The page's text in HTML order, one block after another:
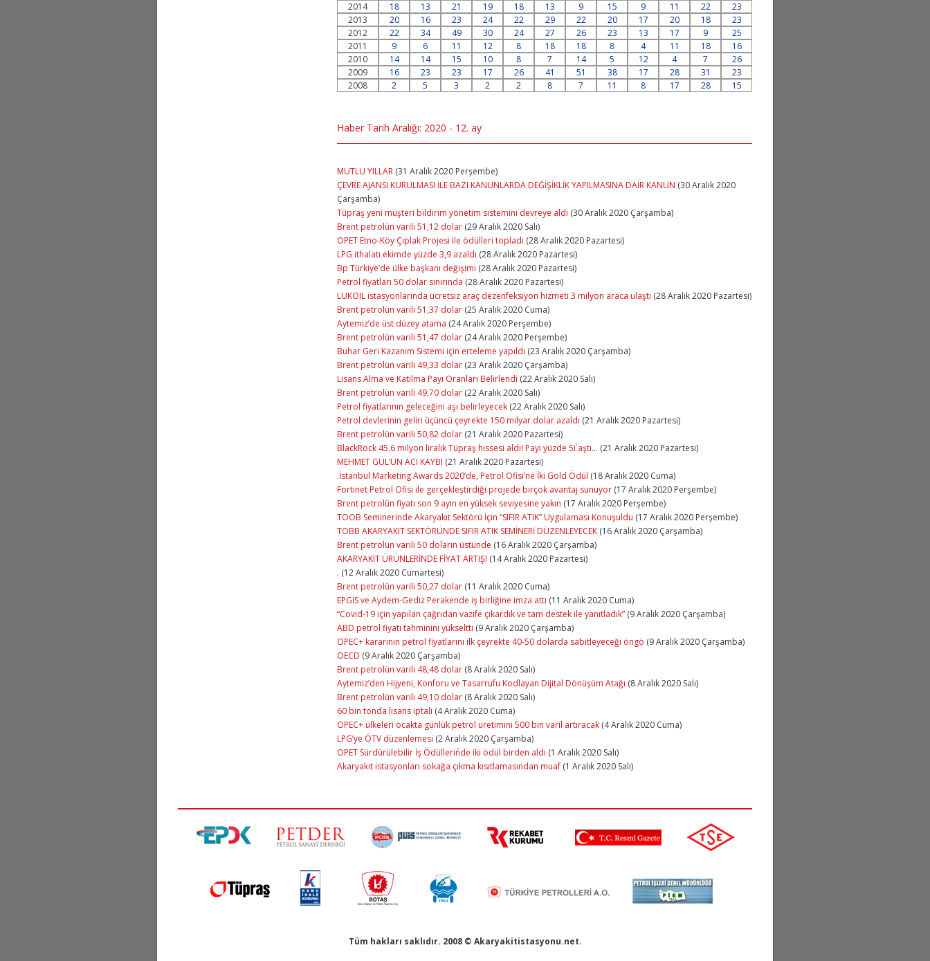
2014
18 13 21 19 18 13 9 15 9 11 22
23
2013
20 16 23 24 22 29 22 20 17 20 18
23
2012
22 34 49 30 24 27 26 23 13 17 9
25
2011
9 6 11 12 8 18 18 8 4 11 18
16
2010
14 14 15 10 8 7 14 5 12 4 7
26
2009
16 23 23 17 26 41 51 38 17 28 31
23
2008
2 5 3 2 2 8 7 11 8 17 28 15
Haber Tarih Aralığı: 2020 - 12. ay
MUTLU YILLAR (31 Aralık 2020 Perşembe)
ÇEVRE AJANSI KURULMASI İLE BAZI KANUNLARDA DEĞİŞİKLİK YAPILMASINA DAİR KANUN (30 Aralık 2020
Çarşamba)
Tüpraş yeni müşteri bildirim yönetim sistemini devreye aldı (30 Aralık 2020 Çarşamba)
Brent petrolün varili 51,12 dolar (29 Aralık 2020 Salı)
OPET Etno-Köy Çıplak Projesi ile ödülleri topladı (28 Aralık 2020 Pazartesi)
LPG ithalatı ekimde yüzde 3,9 azaldı (28 Aralık 2020 Pazartesi)
Bp Türkiye’de ülke başkanı değişimi (28 Aralık 2020 Pazartesi)
Petrol fiyatları 50 dolar sınırında (28 Aralık 2020 Pazartesi)
LUKOIL istasyonlarında ücretsiz araç dezenfeksiyon hizmeti 3 milyon araca ulaştı (28 Aralık 2020 Pazartesi)
Brent petrolün varili 51,37 dolar (25 Aralık 2020 Cuma)
Aytemiz’de üst düzey atama (24 Aralık 2020 Perşembe)
Brent petrolün varili 51,47 dolar (24 Aralık 2020 Perşembe)
Buhar Geri Kazanım Sistemi için erteleme yapıldı (23 Aralık 2020 Çarşamba)
Brent petrolün varili 49,33 dolar (23 Aralık 2020 Çarşamba)
Lisans Alma ve Katılma Payı Oranları Belirlendi (22 Aralık 2020 Salı)
Brent petrolün varili 49,70 dolar (22 Aralık 2020 Salı)
Petrol fiyatlarının geleceğini aşı belirleyecek (22 Aralık 2020 Salı)
Petrol devlerinin geliri üçüncü çeyrekte 150 milyar dolar azaldı (21 Aralık 2020 Pazartesi)
Brent petrolün varili 50,82 dolar (21 Aralık 2020 Pazartesi)
BlackRock 45.6 milyon liralık Tüpraş hissesi aldı! Payı yüzde 5΄i aştı... (21 Aralık 2020 Pazartesi)
MEHMET GÜL’ÜN ACI KAYBI (21 Aralık 2020 Pazartesi)
.İstanbul Marketing Awards 2020’de, Petrol Ofisi’ne İki Gold Ödül (18 Aralık 2020 Cuma)
Fortinet Petrol Ofisi ile gerçekleştirdiği projede birçok avantaj sunuyor (17 Aralık 2020 Perşembe)
Brent petrolün fiyatı son 9 ayın en yüksek seviyesine yakın (17 Aralık 2020 Perşembe)
TOOB Seminerinde Akaryakıt Sektörü İçin “SIFIR ATIK” Uygulaması Konuşuldu (17 Aralık 2020 Perşembe)
TOBB AKARYAKIT SEKTÖRÜNDE SIFIR ATIK SEMİNERİ DÜZENLEYECEK (16 Aralık 2020 Çarşamba)
Brent petrolün varili 50 doların üstünde (16 Aralık 2020 Çarşamba)
AKARYAKIT ÜRÜNLERİNDE FİYAT ARTIŞI (14 Aralık 2020 Pazartesi)
. (12 Aralık 2020 Cumartesi)
Brent petrolün varili 50,27 dolar (11 Aralık 2020 Cuma)
EPGİS ve Aydem-Gediz Perakende iş birliğine imza attı (11 Aralık 2020 Cuma)
“Covid-19 için yapılan çağrıdan vazife çıkardık ve tam destek ile yanıtladık” (9 Aralık 2020 Çarşamba)
ABD petrol fiyatı tahminini yükseltti (9 Aralık 2020 Çarşamba)
OPEC+ kararının petrol fiyatlarını ilk çeyrekte 40-50 dolarda sabitleyeceği öngö (9 Aralık 2020 Çarşamba)
OECD (9 Aralık 2020 Çarşamba)
Brent petrolün varili 48,48 dolar (8 Aralık 2020 Salı)
Aytemiz’den Hijyeni, Konforu ve Tasarrufu Kodlayan Dijital Dönüşüm Atağı (8 Aralık 2020 Salı)
Brent petrolün varili 49,10 dolar (8 Aralık 2020 Salı)
60 bin tonda lisans iptali (4 Aralık 2020 Cuma)
OPEC+ ülkeleri ocakta günlük petrol üretimini 500 bin varil artıracak (4 Aralık 2020 Cuma)
LPG’ye ÖTV düzenlemesi (2 Aralık 2020 Çarşamba)
OPET Sürdürülebilir İş Ödülleri΄nde iki ödül birden aldı (1 Aralık 2020 Salı)
Akaryakıt istasyonları sokağa çıkma kısıtlamasından muaf (1 Aralık 2020 Salı)
Tüm hakları saklıdır. 2008 © Akaryakitistasyonu.net.